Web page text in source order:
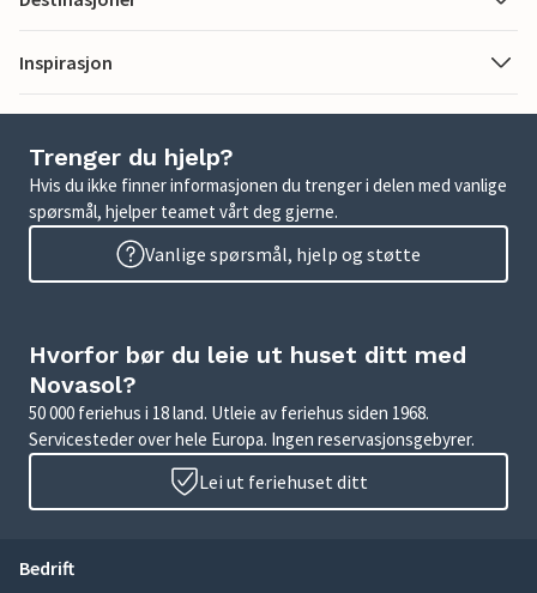
Inspirasjon
Trenger du hjelp?
Hvis du ikke finner informasjonen du trenger i delen med vanlige
spørsmål, hjelper teamet vårt deg gjerne.
Vanlige spørsmål, hjelp og støtte
Hvorfor bør du leie ut huset ditt med
Novasol?
50 000 feriehus i 18 land. Utleie av feriehus siden 1968.
Servicesteder over hele Europa. Ingen reservasjonsgebyrer.
Lei ut feriehuset ditt
Bedrift